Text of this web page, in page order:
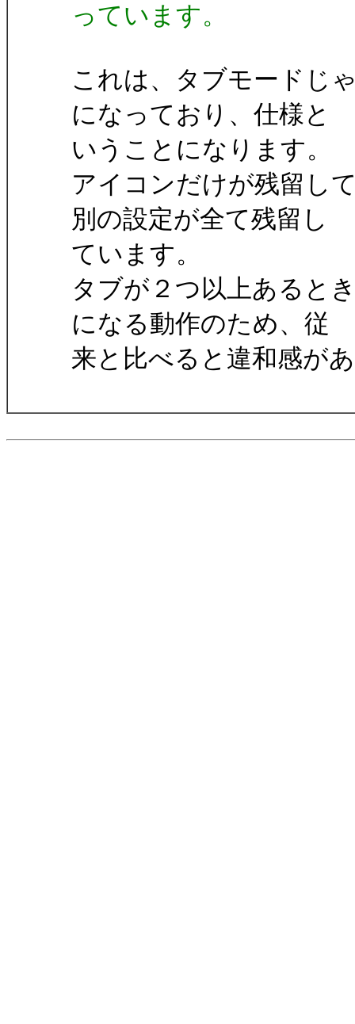
っています。
これは、タブモードじ
になっており、仕様と
いうことになります。
アイコンだけが残留し
別の設定が全て残留し
ています。
タブが２つ以上あると
になる動作のため、従
来と比べると違和感が